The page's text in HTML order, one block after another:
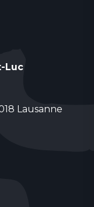
Luc
Lausanne